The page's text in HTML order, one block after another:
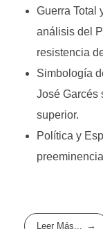
Guerra Total
análisis del
resistencia
Simbología
José Garcés
superior.
Política y
Leer Más...